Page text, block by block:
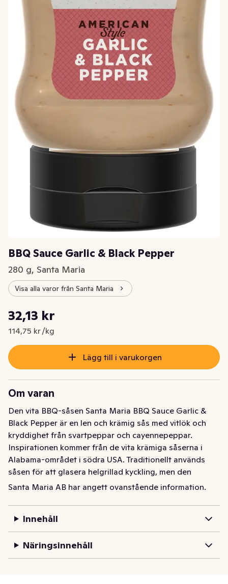
BBQ Sauce Garlic & Black Pepper
280 g, Santa Maria
Visa alla varor från Santa Maria
Nuvarande pris är: 32,13 kr
32,13 kr
114,75 kr /kg
Styckpris: 114,75 kr /kg
Lägg till i varukorgen
Om varan
Den vita BBQ-såsen Santa Maria BBQ Sauce Garlic &
Black Pepper är en len och krämig sås med vitlök och
kryddighet från svartpeppar och cayennepeppar.
Inspirationen kommer från de vita krämiga såserna i
Alabama-området i södra USA. Traditionellt används
såsen för att glasera helgrillad kyckling, men den
fungerar också bra som tillbehör till andra grillade
på kebab.
Santa Maria AB har angett ovanstående information.
Innehåll
Näringsinnehåll